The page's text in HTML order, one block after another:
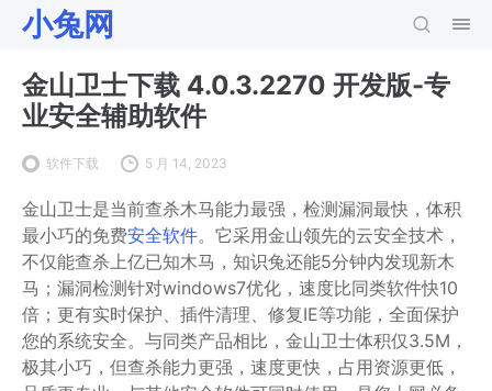
小兔网
金山卫士下载 4.0.3.2270 开发版-专
业安全辅助软件
软件下载 5 月 14, 2023
金山卫士是当前查杀木马能力最强，检测漏洞最快，体积
最小巧的免费安全软件。它采用金山领先的云安全技术，
不仅能查杀上亿已知木马，知识兔还能5分钟内发现新木
马；漏洞检测针对windows7优化，速度比同类软件快10
倍；更有实时保护、插件清理、修复IE等功能，全面保护
您的系统安全。与同类产品相比，金山卫士体积仅3.5M，
极其小巧，但查杀能力更强，速度更快，占用资源更低，